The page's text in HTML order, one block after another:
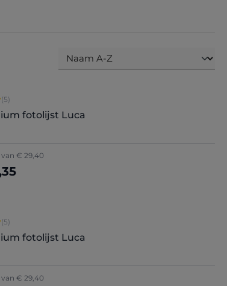
waardering van 5 van 5 sterren
(5)
fotolijst Luca
€ 29,40
waardering van 5 van 5 sterren
(5)
fotolijst Luca
€ 29,40